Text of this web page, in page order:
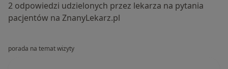
2 odpowiedzi udzielonych przez lekarza na pytania
pacjentów na ZnanyLekarz.pl
porada na temat wizyty